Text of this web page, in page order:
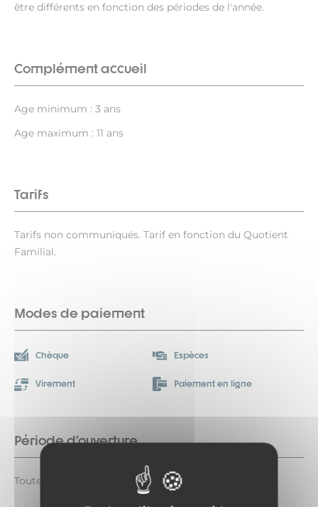
être différents en fonction des périodes de l'année.
Complément accueil
Age minimum : 3 ans
Age maximum : 11 ans
Tarifs
Tarifs non communiqués. Tarif en fonction du Quotient
Familial.
Modes de paiement
Chèque Espèces
Virement Paiement en ligne
Période d'ouverture
Toute l'année du lundi au vendredi.